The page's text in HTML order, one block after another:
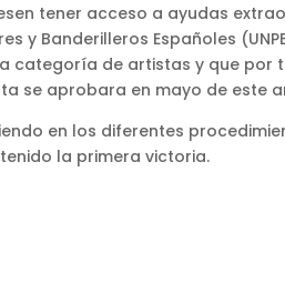
tener acceso a ayudas
y Banderilleros Españoles
categoría de artistas y que por
se aprobara en mayo de este
en los diferentes
la primera victoria.